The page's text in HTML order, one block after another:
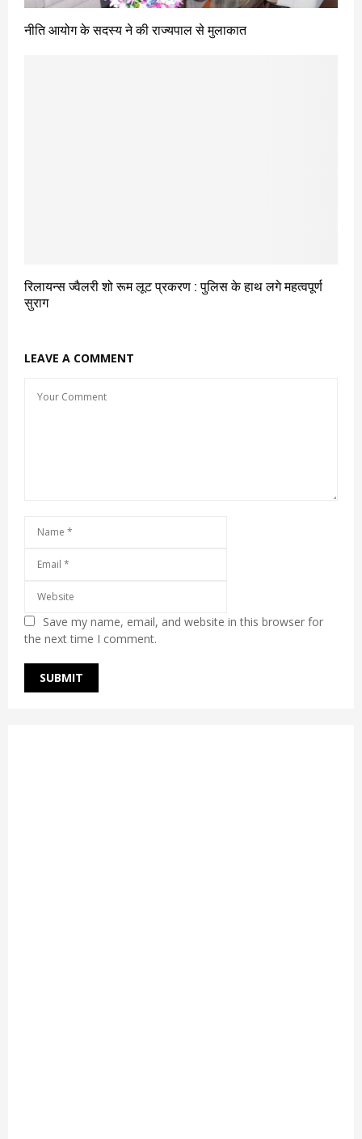
नीति आयोग के सदस्य ने की राज्यपाल से मुलाकात
रिलायन्स ज्वैलरी शो रूम लूट प्रकरण : पुलिस के हाथ लगे महत्वपूर्ण
सुराग
LEAVE A COMMENT
Save my name, email, and website in this browser for
the next time I comment.